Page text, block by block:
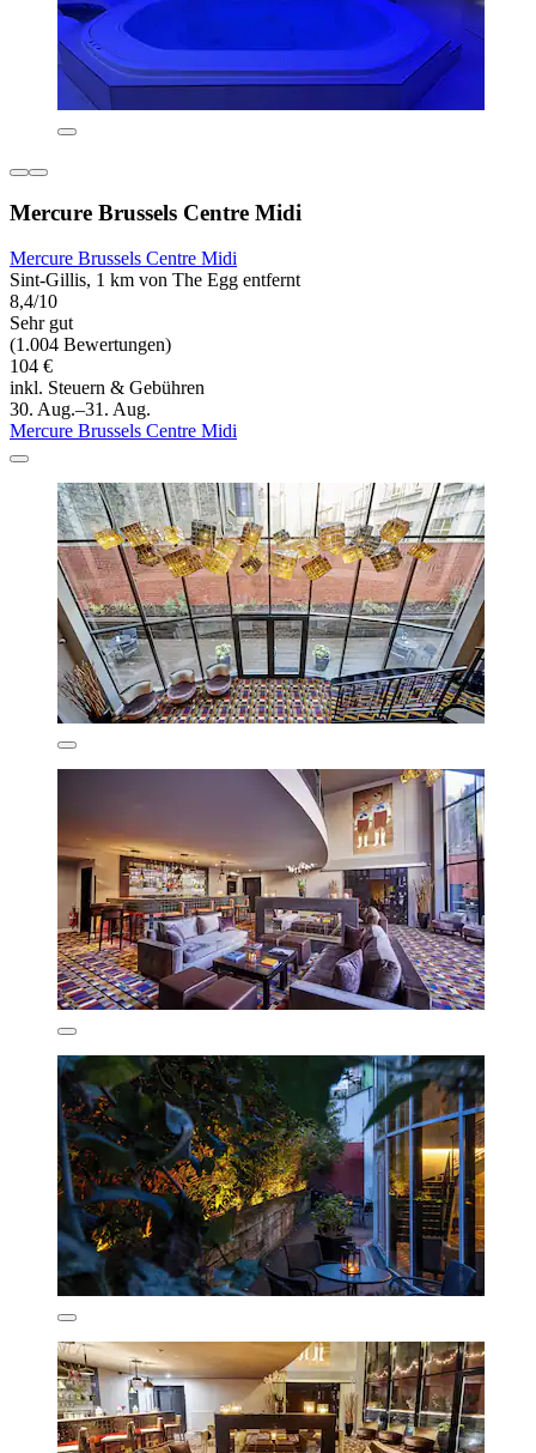
Mercure Brussels Centre Midi
Mercure Brussels Centre Midi
Sint-Gillis, 1 km von The Egg entfernt
8,4/10
Sehr gut
(1.004 Bewertungen)
104 €
inkl. Steuern & Gebühren
30. Aug.–31. Aug.
Mercure Brussels Centre Midi